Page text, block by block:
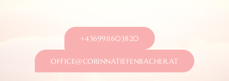
+4369911603820
OFFICE@CORINNATIEFENBACHER.AT